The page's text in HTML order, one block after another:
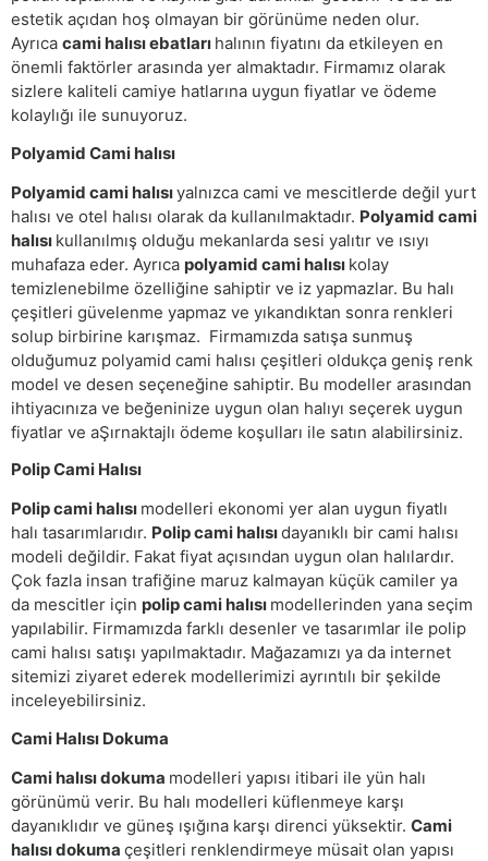
estetik açıdan hoş olmayan bir görünüme neden olur.
Ayrıca cami halısı ebatları halının fiyatını da etkileyen en
önemli faktörler arasında yer almaktadır. Firmamız olarak
sizlere kaliteli camiye hatlarına uygun fiyatlar ve ödeme
kolaylığı ile sunuyoruz.
Polyamid Cami halısı
Polyamid cami halısıyalnızca cami ve mescitlerde değil yurt
halısı ve otel halısı olarak da kullanılmaktadır. Polyamid cami
halısı kullanılmış olduğu mekanlarda sesi yalıtır ve ısıyı
muhafaza eder. Ayrıca polyamid cami halısı kolay
temizlenebilme özelliğine sahiptir ve iz yapmazlar. Bu halı
çeşitleri güvelenme yapmaz ve yıkandıktan sonra renkleri
solup birbirine karışmaz. Firmamızda satışa sunmuş
olduğumuz polyamid cami halısı çeşitleri oldukça geniş renk
model ve desen seçeneğine sahiptir. Bu modeller arasından
ihtiyacınıza ve beğeninize uygun olan halıyı seçerek uygun
fiyatlar ve aŞırnaktajlı ödeme koşulları ile satın alabilirsiniz.
Polip Cami Halısı
Polip cami halısı modelleri ekonomi yer alan uygun fiyatlı
halı tasarımlarıdır. Polip cami halısıdayanıklı bir cami halısı
modeli değildir. Fakat fiyat açısından uygun olan halılardır.
Çok fazla insan trafiğine maruz kalmayan küçük camiler ya
da mescitler için polip cami halısı modellerinden yana seçim
yapılabilir. Firmamızda farklı desenler ve tasarımlar ile polip
cami halısı satışı yapılmaktadır. Mağazamızı ya da internet
sitemizi ziyaret ederek modellerimizi ayrıntılı bir şekilde
inceleyebilirsiniz.
Cami Halısı Dokuma
Cami halısı dokuma modelleri yapısı itibari ile yün halı
görünümü verir. Bu halı modelleri küflenmeye karşı
dayanıklıdır ve güneş ışığına karşı direnci yüksektir. Cami
halısı dokuma çeşitleri renklendirmeye müsait olan yapısı